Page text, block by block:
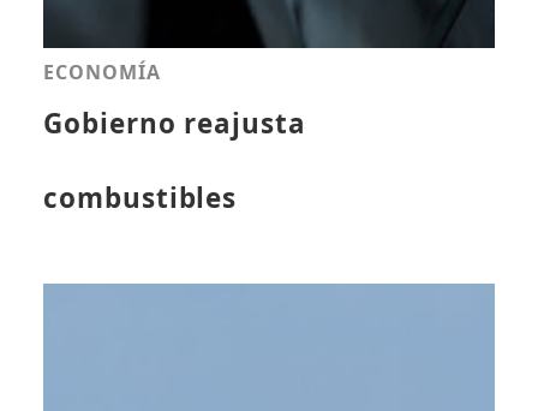
ECONOMÍA
Gobierno reajusta
combustibles